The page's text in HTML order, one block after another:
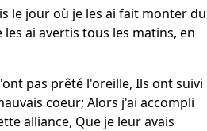
le jour où je les ai fait monter du
les ai avertis tous les matins, en
pas prêté l'oreille, Ils ont suivi
coeur; Alors j'ai accompli
alliance, Que je leur avais